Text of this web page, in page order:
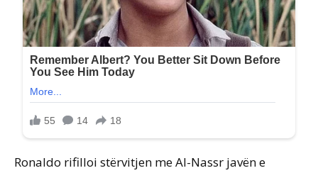
Ronaldo rifilloi stërvitjen me Al-Nassr javën e